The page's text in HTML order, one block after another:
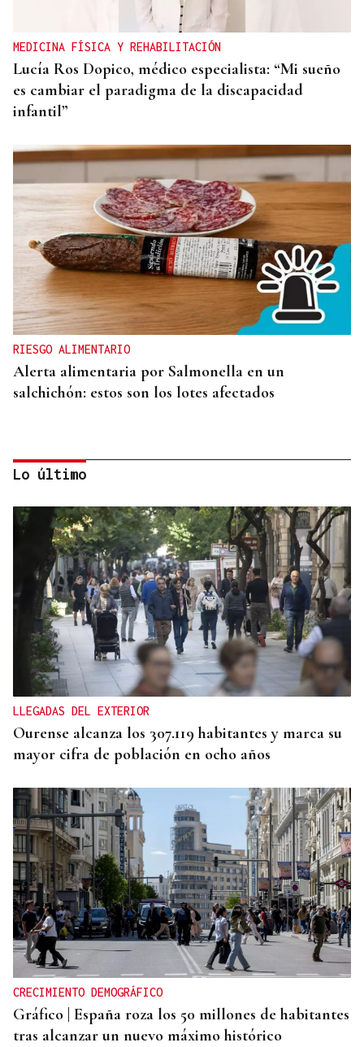
MEDICINA FÍSICA Y REHABILITACIÓN
Lucía Ros Dopico, médico especialista: “Mi sueño
es cambiar el paradigma de la discapacidad
infantil”
RIESGO ALIMENTARIO
Alerta alimentaria por Salmonella en un
salchichón: estos son los lotes afectados
CAUSA DE ALERGIA GRAVE
Picaduras de avispas y abejas: cuándo una reacción
puede poner en riesgo tu vida
Lo último
LLEGADAS DEL EXTERIOR
Ourense alcanza los 307.119 habitantes y marca su
mayor cifra de población en ocho años
CRECIMIENTO DEMOGRÁFICO
Gráfico | España roza los 50 millones de habitantes
tras alcanzar un nuevo máximo histórico